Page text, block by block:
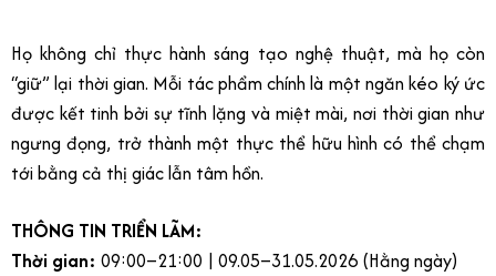
Họ không chỉ thực hành sáng tạo nghệ thuật, mà họ còn
“giữ” lại thời gian. Mỗi tác phẩm chính là một ngăn kéo ký ức
được kết tinh bởi sự tĩnh lặng và miệt mài, nơi thời gian như
ngưng đọng, trở thành một thực thể hữu hình có thể chạm
tới bằng cả thị giác lẫn tâm hồn.
THÔNG TIN TRIỂN LÃM:
Thời gian: 09:00–21:00 | 09.05–31.05.2026 (Hằng ngày)